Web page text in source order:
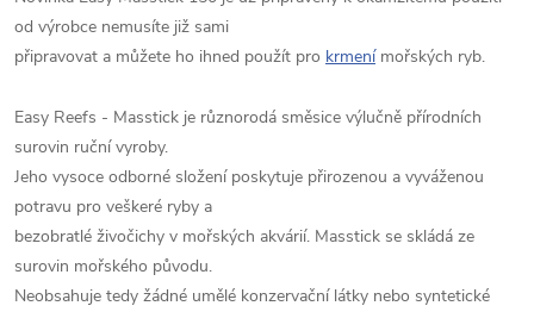
od výrobce nemusíte již sami
připravovat a můžete ho ihned použít pro krmenímořských ryb.
Easy Reefs - Masstick je různorodá směsice výlučně přírodních
surovin ruční vyroby.
Jeho vysoce odborné složení poskytuje přirozenou a vyváženou
potravu pro veškeré ryby a
bezobratlé živočichy v mořských akvárií. Masstick se skládá ze
surovin mořského původu.
Neobsahuje tedy žádné umělé konzervační látky nebo syntetické